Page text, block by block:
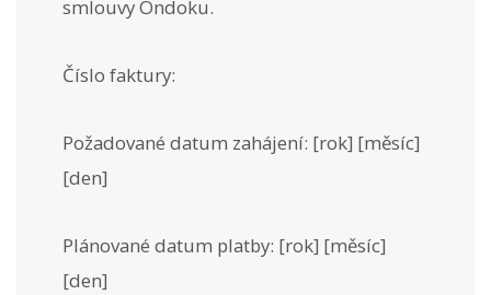
smlouvy Ondoku.
Číslo faktury:
Požadované datum zahájení: [rok] [měsíc]
[den]
Plánované datum platby: [rok] [měsíc]
[den]